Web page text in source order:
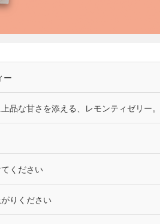
ー
品な甘さを添える、レモンティゼリー。
ください
りください